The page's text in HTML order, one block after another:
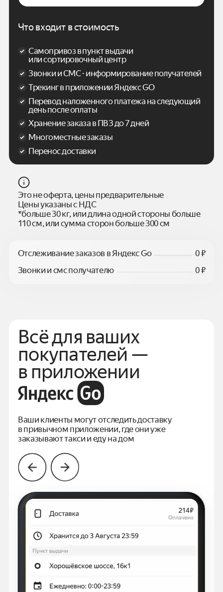
Что входит в стоимость
Самопривоз в пункт выдачи
или сортировочный центр
Звонки и СМС - информирование получателей
Трекинг в приложении Яндекс GO
Перевод наложенного платежа на следующий
день после оплаты
Хранение заказа в ПВЗ до 7 дней
Многоместные заказы
Перенос доставки
Это не оферта, цены предварительные
Цены указаны с НДС
*больше 30 кг, или длина одной стороны больше
110 см, или сумма сторон больше 300 см
Отслеживание заказов в Яндекс Go
0 ₽
Звонки и смс получателю
0 ₽
Всё для ваших
покупателей —
в приложении
Ваши клиенты могут отследить доставку
в привычном приложении, где они уже
заказывают такси и еду на дом